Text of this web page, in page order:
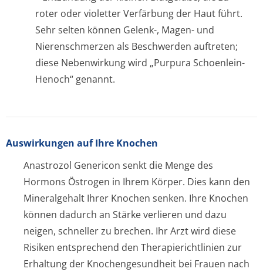
roter oder violetter Verfärbung der Haut führt.
Sehr selten können Gelenk-, Magen- und
Nierenschmerzen als Beschwerden auftreten;
diese Nebenwirkung wird „Purpura Schoenlein-
Henoch“ genannt.
Auswirkungen auf Ihre Knochen
Anastrozol Genericon senkt die Menge des
Hormons Östrogen in Ihrem Körper. Dies kann den
Mineralgehalt Ihrer Knochen senken. Ihre Knochen
können dadurch an Stärke verlieren und dazu
neigen, schneller zu brechen. Ihr Arzt wird diese
Risiken entsprechend den Therapierichtlinien zur
Erhaltung der Knochengesundheit bei Frauen nach